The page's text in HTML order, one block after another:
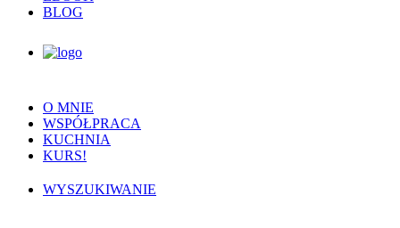
BLOG
O MNIE
WSPÓŁPRACA
KUCHNIA
KURS!
WYSZUKIWANIE